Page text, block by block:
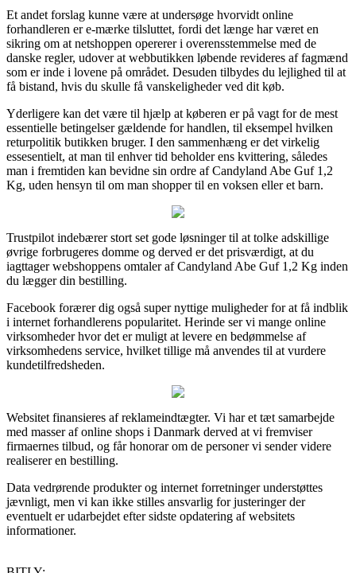
Et andet forslag kunne være at undersøge hvorvidt online
forhandleren er e-mærke tilsluttet, fordi det længe har været en
sikring om at netshoppen opererer i overensstemmelse med de
danske regler, udover at webbutikken løbende revideres af fagmænd
som er inde i lovene på området. Desuden tilbydes du lejlighed til at
få bistand, hvis du skulle få vanskeligheder ved dit køb.
Yderligere kan det være til hjælp at køberen er på vagt for de mest
essentielle betingelser gældende for handlen, til eksempel hvilken
returpolitik butikken bruger. I den sammenhæng er det virkelig
essesentielt, at man til enhver tid beholder ens kvittering, således
man i fremtiden kan bevidne sin ordre af Candyland Abe Guf 1,2
Kg, uden hensyn til om man shopper til en voksen eller et barn.
Trustpilot indebærer stort set gode løsninger til at tolke adskillige
øvrige forbrugeres domme og derved er det prisværdigt, at du
iagttager webshoppens omtaler af Candyland Abe Guf 1,2 Kg inden
du lægger din bestilling.
Facebook forærer dig også super nyttige muligheder for at få indblik
i internet forhandlerens popularitet. Herinde ser vi mange online
virksomheder hvor det er muligt at levere en bedømmelse af
virksomhedens service, hvilket tillige må anvendes til at vurdere
kundetilfredsheden.
Websitet finansieres af reklameindtægter. Vi har et tæt samarbejde
med masser af online shops i Danmark derved at vi fremviser
firmaernes tilbud, og får honorar om de personer vi sender videre
realiserer en bestilling.
Data vedrørende produkter og internet forretninger understøttes
jævnligt, men vi kan ikke stilles ansvarlig for justeringer der
eventuelt er udarbejdet efter sidste opdatering af websitets
informationer.